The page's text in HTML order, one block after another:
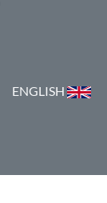
ENGLISH